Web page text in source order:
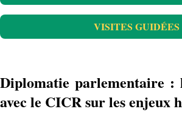
VISITES GUIDÉES
Diplomatie parlementaire :
avec le CICR sur les enjeux